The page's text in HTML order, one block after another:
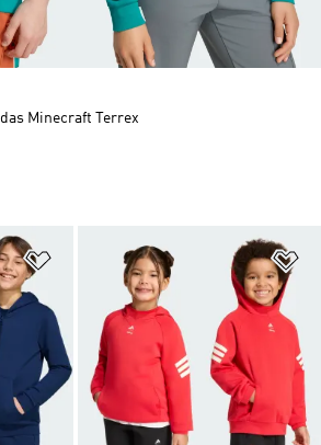
Aggiungi alla lista dei desideri
Minecraft Terrex